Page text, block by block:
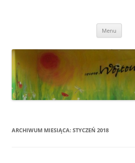
Menu
ARCHIWUM MIESIĄCA: STYCZEŃ 2018